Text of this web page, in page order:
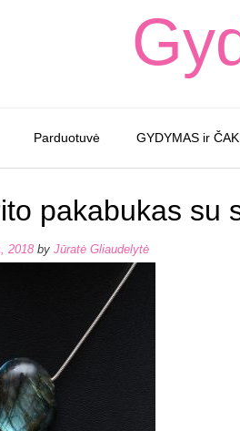
Parduotuvė GYDYMAS ir
pakabukas su
2018 by Jūratė Gliaudelytė